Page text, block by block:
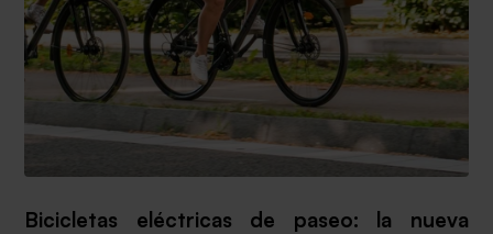
Bicicletas eléctricas de paseo: la nueva